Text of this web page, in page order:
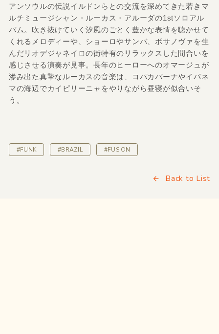
アンソウルの伝説イルドンらとの交流を深めてきた若きマ
ルチミュージシャン・ルーカス・アルーダの1stソロアル
バム。吹き抜けていく汐風のごとく豊かな表情を聴かせて
くれるメロディーや、ショーロやサンバ、ボサノヴァを生
んだリオデジャネイロの街特有のリラックスした間合いを
感じさせる演奏が見事。長年のヒーローへのオマージュが
滲み出た真摯なルーカスの音楽は、コパカバーナやイパネ
マの海辺でカイピリーニャをやりながら昼寝が似合いそ
う。
#FUNK #BRAZIL #FUSION
Back to List